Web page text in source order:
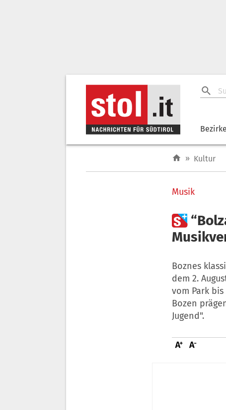
Bezirke
» Kultur
Musik

Boznes
dem 2.
vom Park
Bozen
Jugend".